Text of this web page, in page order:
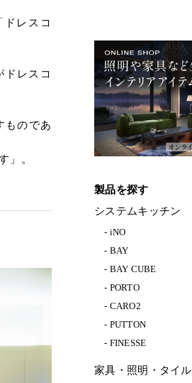
レスコ
レスコ
ものであ
」。
製品を探す
システムキッチン
iNO
BAY
BAY CUBE
PORTO
CARO2
PUTTON
FINESSE
家具・照明・タイル